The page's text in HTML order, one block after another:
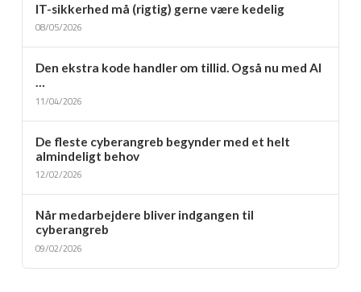
IT-sikkerhed må (rigtig) gerne være kedelig
08/05/2026
Den ekstra kode handler om tillid. Også nu med AI
…
11/04/2026
De fleste cyberangreb begynder med et helt
almindeligt behov
12/02/2026
Når medarbejdere bliver indgangen til
cyberangreb
09/02/2026